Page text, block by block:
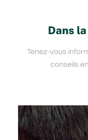
Dans
Tenez-vous
conseils